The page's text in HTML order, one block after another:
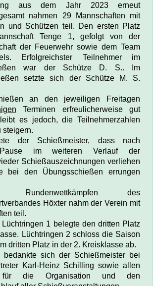
aus dem Jahr 2023 erneut
nahmen 29 Mannschaften mit
und Schützen teil. Den ersten Platz
Tenge 1, gefolgt von der
der Feuerwehr sowie dem Team
Erfolgreichster Teilnehmer im
war der Schütze D. S.. I m
setzte sich der Schütze M. S.
an den jeweiligen Freitagen
Terminen erfreulicherweise gut
es jedoch, die Teilnehmerzahlen
steigern.
der Schießmeister, dass nach
Pause im weiteren Verlauf der
Schießauszeichnungen verliehen
bei den Übungsschießen errungen
des
Höxter nahm der Verein mit
teil.
Lüchtringen 1 belegte den dritten Platz
Lüchtringen 2 schloss die Saison
dritten Platz in der 2. Kreisklasse ab.
bedankte sich der Schießmeister bei
Karl-Heinz Schilling sowie allen
für die Organisation und den